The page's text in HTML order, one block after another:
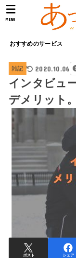
おすすめのサービス
MENU
雑記 2020.10.06
インタビュ
デメリット
ポスト シェア